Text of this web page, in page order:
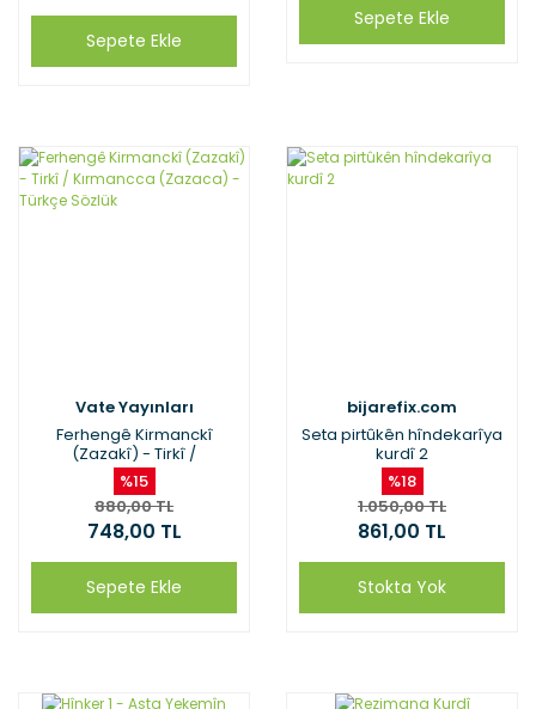
Sepete Ekle
Sepete Ekle
Vate Yayınları
Ferhengê Kirmanckî
(Zazakî) - Tirkî /
Kırmancca (Zazaca) -
Türkçe Sözlük
%15
880,00 TL
748,00 TL
Sepete Ekle
bijarefix.com
Seta pirtûkên hîndekarîya
kurdî 2
%18
1.050,00 TL
861,00 TL
Stokta Yok